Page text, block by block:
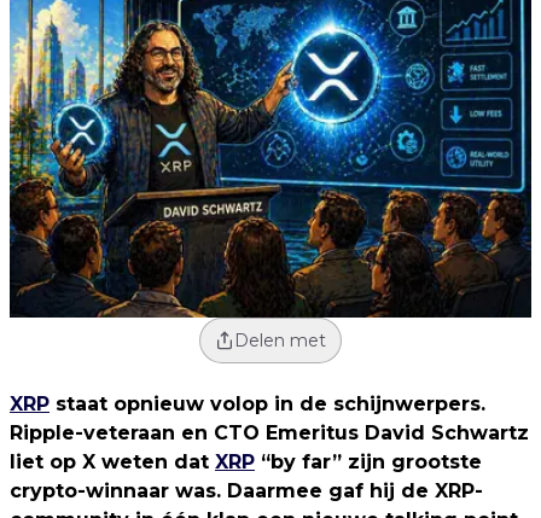
Delen met
XRP staat opnieuw volop in de schijnwerpers.
Ripple-veteraan en CTO Emeritus David Schwartz
liet op X weten dat XRP “by far” zijn grootste
crypto-winnaar was. Daarmee gaf hij de XRP-